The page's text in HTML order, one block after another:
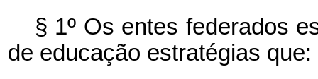
§ 1º Os entes federados
de educação estratégias que: